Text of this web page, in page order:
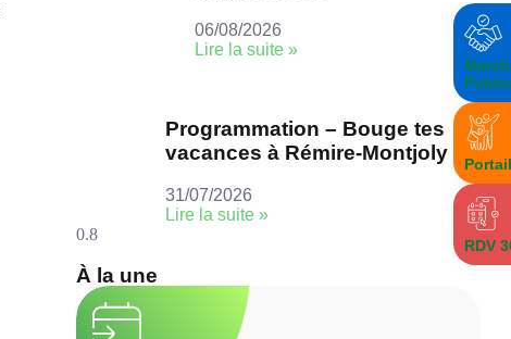
RDV
06/08/2026
Lire la suite »
Programmation – Bouge tes
vacances à Rémire-Montjoly
31/07/2026
Lire la suite »
À la une